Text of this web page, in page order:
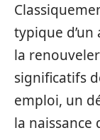
typique
la
significatifs
emploi, un
la naissance